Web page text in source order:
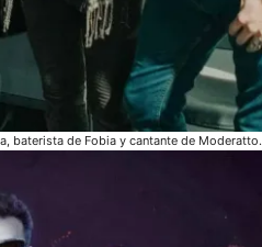
baterista de Fobia y cantante de Moderatto.